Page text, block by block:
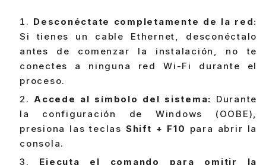
Desconéctate completamente de la red:
Si tienes un cable Ethernet, desconéctalo
antes de comenzar la instalación, no te
conectes a ninguna red Wi-Fi durante el
proceso.
Accede al símbolo del sistema: Durante
la configuración de Windows (OOBE),
presiona las teclas Shift + F10 para abrir la
consola.
Ejecuta el comando para omitir la